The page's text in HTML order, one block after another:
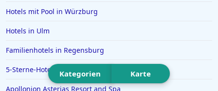
Hotels in Greifswald
Hotels in Bad Homburg vor der Höhe
Kategorien Karte
Hotels mit Pool in Würzburg
Hotels in Ulm
Familienhotels in Regensburg
5-Sterne-Hotels in Polen
Apollonion Asterias Resort and Spa